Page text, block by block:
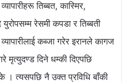
तिब्बत, कास्मिर,
रेसमी कपडा र तिब्बती
व्यापारीलाई कब्जा गरेर इरानले कागज
मृत्युदण्ड दिने धम्की दिएपछि
। त्यसपछि नै उक्त प्रविधि बाँकी